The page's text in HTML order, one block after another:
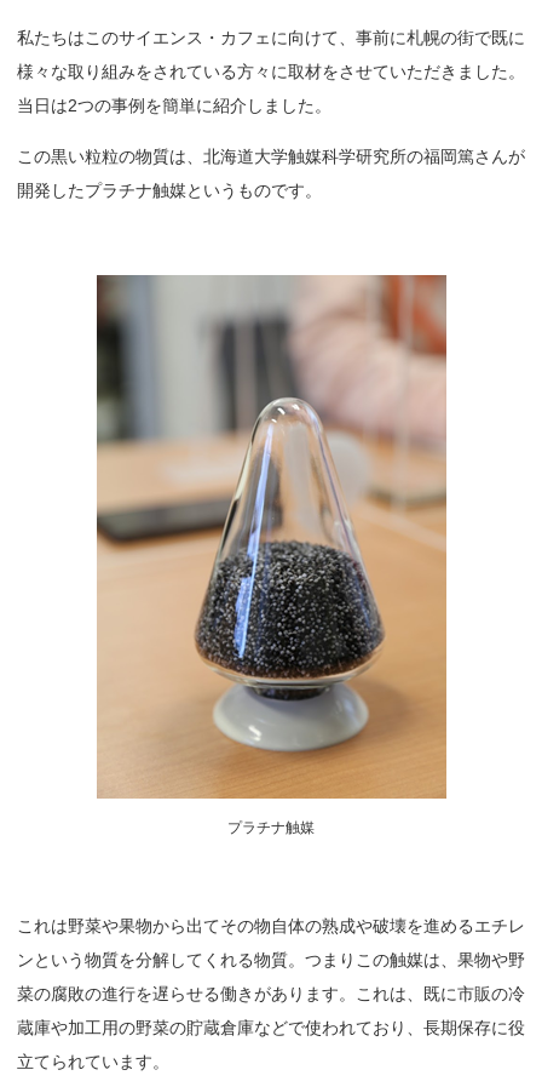
私たちはこのサイエンス・カフェに向けて、事前に札幌の街で既に
様々な取り組みをされている方々に取材をさせていただきました。
当日は2つの事例を簡単に紹介しました。
この黒い粒粒の物質は、北海道大学触媒科学研究所の福岡篤さんが
開発したプラチナ触媒というものです。
プラチナ触媒
これは野菜や果物から出てその物自体の熟成や破壊を進めるエチレ
ンという物質を分解してくれる物質。つまりこの触媒は、果物や野
菜の腐敗の進行を遅らせる働きがあります。これは、既に市販の冷
蔵庫や加工用の野菜の貯蔵倉庫などで使われており、長期保存に役
立てられています。